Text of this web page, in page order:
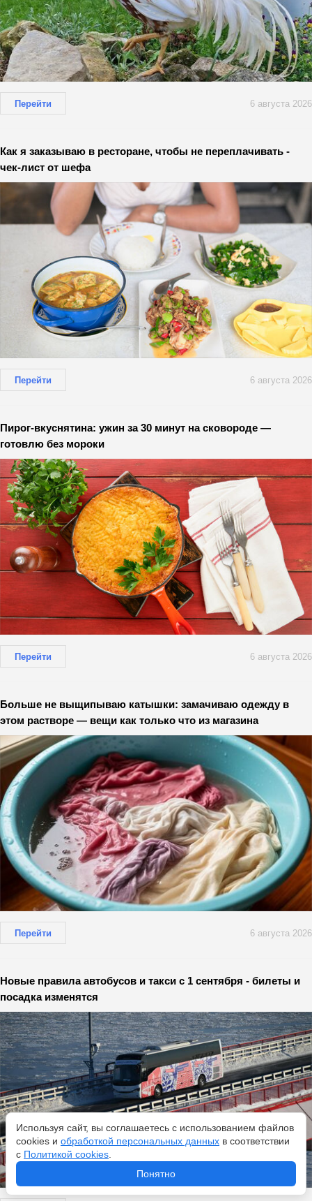
Перейти 6 августа 2026
Как я заказываю в ресторане, чтобы не переплачивать -
чек-лист от шефа
Перейти 6 августа 2026
Пирог-вкуснятина: ужин за 30 минут на сковороде —
готовлю без мороки
Перейти 6 августа 2026
Больше не выщипываю катышки: замачиваю одежду в
этом растворе — вещи как только что из магазина
Перейти 6 августа 2026
Новые правила автобусов и такси с 1 сентября - билеты и
посадка изменятся
Используя сайт, вы соглашаетесь с использованием файлов
cookies и обработкой персональных данных в соответствии
с Политикой cookies
Понятно